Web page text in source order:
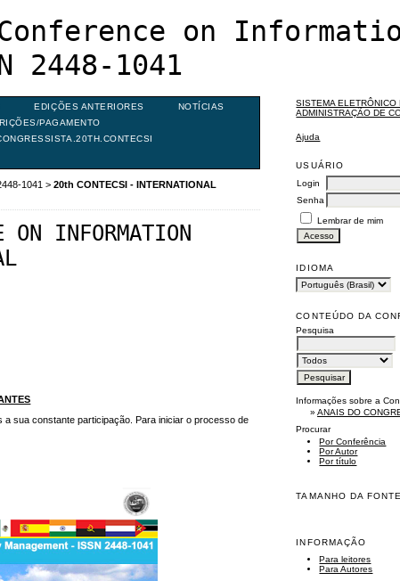
on
2448-1041
SISTEMA ELETRÔNICO
ADMINISTRAÇÃO DE
Ajuda
USUÁRIO
Login
Senha
Lembrar de mim
IDIOMA
CONTEÚDO DA
Pesquisa
Informações sobre a
»ANAIS DO
Procurar
Por Conferência
Por Autor
Por título
TAMANHO DA FONTE
INFORMAÇÃO
Para leitores
Para Autores
EDIÇÕES ANTERIORES
NOTÍCIAS
PAGAMENTO
1041 >20th CONTECSI - INTERNATIONAL
INFORMATION
sua constante participação. Para iniciar o processo de